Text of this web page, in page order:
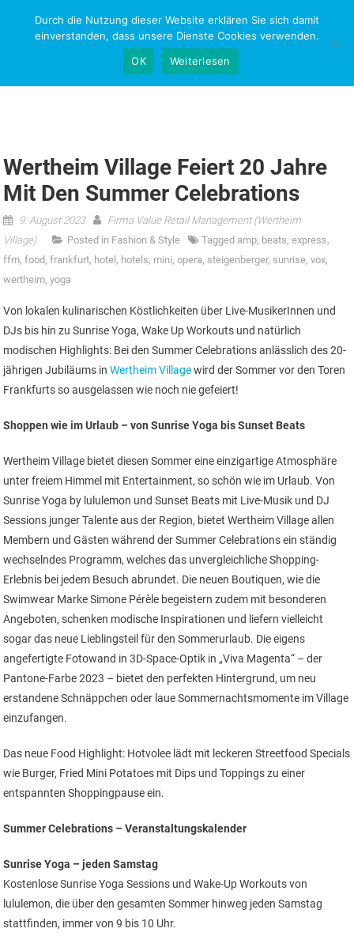
NEWS-RESEARCH
Wertheim Village Feiert 20 Jahre
Mit Den Summer Celebrations
9. August 2023
Firma Value Retail Management (Wertheim
Village)
Posted in Fashion & Style Tagged amp, beats,express,
ffm,food ,frankfurt, hotel , hotels, mini,opera, steigenberger, sunrise,vox,
wertheim,yoga
Von lokalen kulinarischen Köstlichkeiten über Live-MusikerInnen und
DJs bis hin zu Sunrise Yoga, Wake Up Workouts und natürlich
modischen Highlights: Bei den Summer Celebrations anlässlich des 20-
jährigen Jubiläums inWertheim Villagewird der Sommer vor den Toren
Frankfurts so ausgelassen wie noch nie gefeiert!
Shoppen wie im Urlaub – von Sunrise Yoga bis Sunset Beats
Wertheim Village bietet diesen Sommer eine einzigartige Atmosphäre
unter freiem Himmel mit Entertainment, so schön wie im Urlaub. Von
Sunrise Yoga by lululemon und Sunset Beats mit Live-Musik und DJ
Sessions junger Talente aus der Region, bietet Wertheim Village allen
Membern und Gästen während der Summer Celebrations ein ständig
wechselndes Programm, welches das unvergleichliche Shopping-
Erlebnis bei jedem Besuch abrundet. Die neuen Boutiquen, wie die
Swimwear Marke Simone Pérèle begeistern zudem mit besonderen
Angeboten, schenken modische Inspirationen und liefern vielleicht
sogar das neue Lieblingsteil für den Sommerurlaub. Die eigens
angefertigte Fotowand in 3D-Space-Optik in „Viva Magenta“ – der
Pantone-Farbe 2023 – bietet den perfekten Hintergrund, um neu
erstandene Schnäppchen oder laue Sommernachtsmomente im Village
einzufangen.
Das neue Food Highlight: Hotvolee lädt mit leckeren Streetfood Specials
wie Burger, Fried Mini Potatoes mit Dips und Toppings zu einer
entspannten Shoppingpause ein.
Summer Celebrations – Veranstaltungskalender
Sunrise Yoga – jeden Samstag
Kostenlose Sunrise Yoga Sessions und Wake-Up Workouts von
lululemon, die über den gesamten Sommer hinweg jeden Samstag
stattfinden, immer von 9 bis 10 Uhr.
Durch die Nutzung dieser Website erklären Sie sich damit
einverstanden, dass unsere Dienste Cookies verwenden.
OK
Weiterlesen